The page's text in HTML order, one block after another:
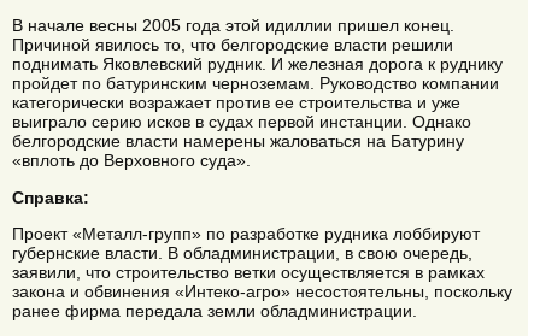
В начале весны 2005 года этой идиллии пришел конец.
Причиной явилось то, что белгородские власти решили
поднимать Яковлевский рудник. И железная дорога к руднику
пройдет по батуринским черноземам. Руководство компании
категорически возражает против ее строительства и уже
выиграло серию исков в судах первой инстанции. Однако
белгородские власти намерены жаловаться на Батурину
«вплоть до Верховного суда».
Справка:
Проект «Металл-групп» по разработке рудника лоббируют
губернские власти. В обладминистрации, в свою очередь,
заявили, что строительство ветки осуществляется в рамках
закона и обвинения «Интеко-агро» несостоятельны, поскольку
ранее фирма передала земли обладминистрации.